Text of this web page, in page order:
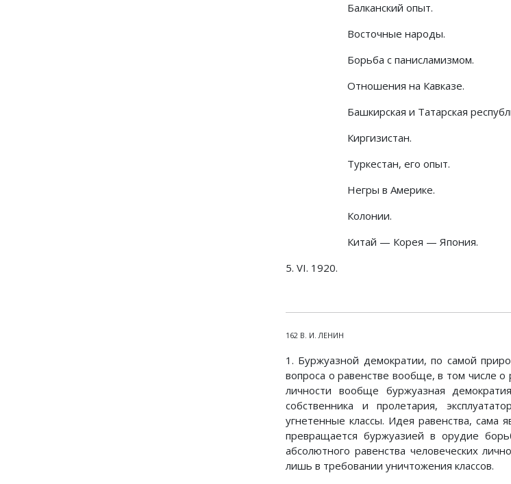
Балканский опыт.
Восточные народы.
Борьба с панисламизмом.
Отношения на Кавказе.
Башкирская и Татарская
Киргизистан.
Туркестан, его опыт.
Негры в Америке.
Колонии.
Китай — Корея — Япония.
5. VI. 1920.
162 В. И. ЛЕНИН
1. Буржуазной демократии, по самой
вопроса о равенстве вообще, в том числе
личности вообще буржуазная
собственника и пролетария,
угнетенные классы. Идея равенства, сама
превращается буржуазией в орудие
абсолютного равенства человеческих
лишь в требовании уничтожения классов.